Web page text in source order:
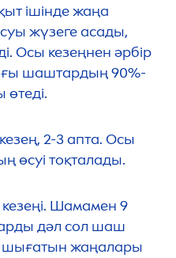
ішінде жаңа
жүзеге асады,
Осы кезеңнен әрбір
шаштардың 90%-
өтеді.
2-3 апта. Осы
өсуі тоқталады.
Шамамен 9
дәл сол шаш
шығатын жаңалары